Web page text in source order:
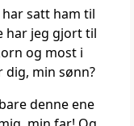
har satt ham til
har jeg gjort til
og most i
dig, min sønn?
denne ene